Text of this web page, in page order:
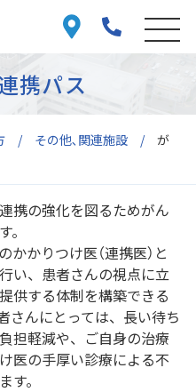
その他､関連施設
が
携パス
携の強化を図るためがん
かりつけ医（連携医）と
い、患者さんの視点に立
供する体制を構築できる
さんにとっては、長い待ち
担軽減や、ご自身の治療
医の手厚い診療による不
す。